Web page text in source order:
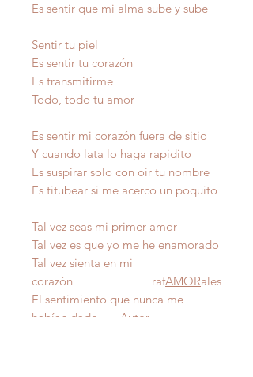
Es sentir que mi alma sube y sube
Sentir tu piel
Es sentir tu corazón
Es transmitirme
Todo, todo tu amor
Es sentir mi corazón fuera de sitio
Y cuando lata lo haga rapidito
Es suspirar solo con oír tu nombre
Es titubear si me acerco un poquito
Tal vez seas mi primer amor
Tal vez es que yo me he enamorado
Tal vez sienta en mi
corazón rafAMORales
El sentimiento que nunca me
habían dado Autor